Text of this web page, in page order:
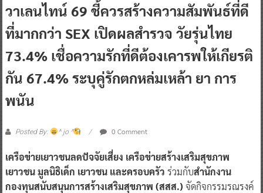
วาเลนไทน์ 69 ชี้ควรสร้างความสัมพันธ์ที่ดี
ที่มากกว่า SEX เปิดผลสำรวจ วัยรุ่นไทย
73.4% เชื่อความรักที่ดีต้องเคารพให้เกียรติ
กัน 67.4% ระบุคู่รักตกหล่มเหล้า ยา การ
พนัน
Posted By: ^ jo ^ 0 Comment
เครือข่ายเยาวชนลดปัจจัยเสี่ยง เครือข่ายสร้างเสริมสุขภาพ
เยาวชน มูลนิธิเด็ก เยาวชน และครอบครัว ร่วมกับสำนักงาน
กองทุนสนับสนุนการสร้างเสริมสุขภาพ (สสส.) จัดกิจกรรมรณรงค์